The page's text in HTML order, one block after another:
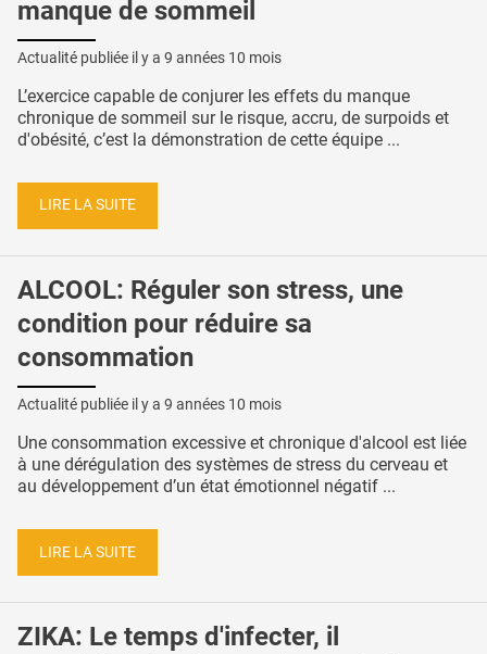
manque de sommeil
Actualité publiée il y a 9 années 10 mois
L’exercice capable de conjurer les effets du manque
chronique de sommeil sur le risque, accru, de surpoids et
d'obésité, c’est la démonstration de cette équipe ...
LIRE LA SUITE
ALCOOL: Réguler son stress, une
condition pour réduire sa
consommation
Actualité publiée il y a 9 années 10 mois
Une consommation excessive et chronique d'alcool est liée
à une dérégulation des systèmes de stress du cerveau et
au développement d’un état émotionnel négatif ...
LIRE LA SUITE
ZIKA: Le temps d'infecter, il